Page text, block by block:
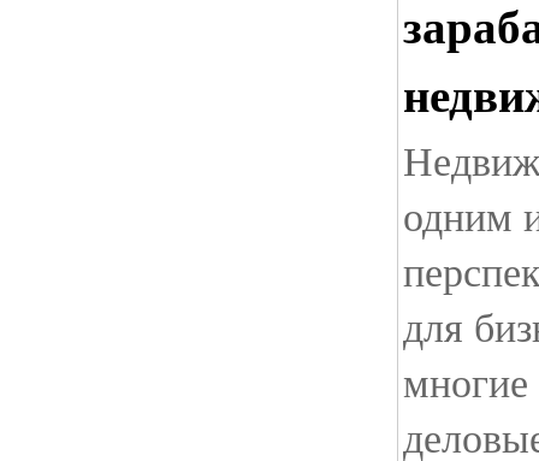
одним
для